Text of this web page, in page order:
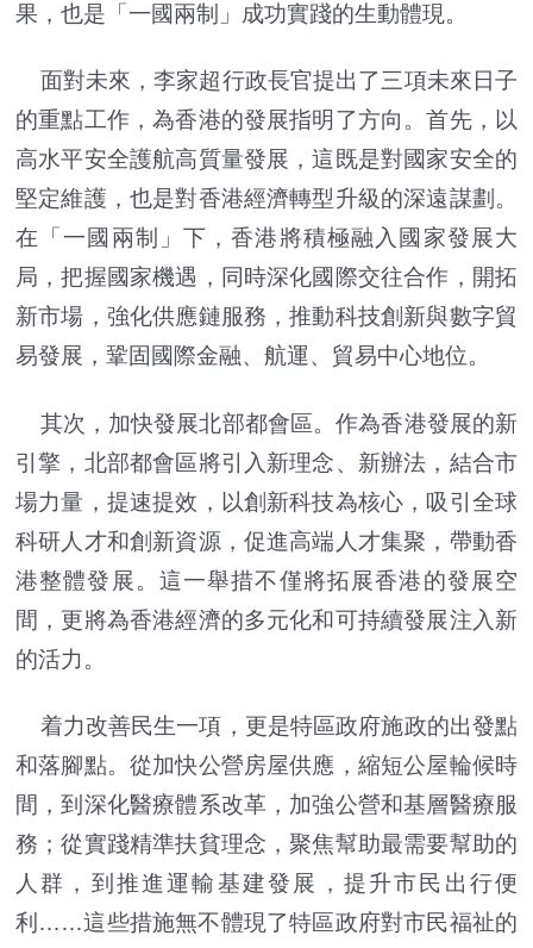
果，也是「一國兩制」成功實踐的生動體現。
面對未來，李家超行政長官提出了三項未來日子
的重點工作，為香港的發展指明了方向。首先，以
高水平安全護航高質量發展，這既是對國家安全的
堅定維護，也是對香港經濟轉型升級的深遠謀劃。
在「一國兩制」下，香港將積極融入國家發展大
局，把握國家機遇，同時深化國際交往合作，開拓
新市場，強化供應鏈服務，推動科技創新與數字貿
易發展，鞏固國際金融、航運、貿易中心地位。
其次，加快發展北部都會區。作為香港發展的新
引擎，北部都會區將引入新理念、新辦法，結合市
場力量，提速提效，以創新科技為核心，吸引全球
科研人才和創新資源，促進高端人才集聚，帶動香
港整體發展。這一舉措不僅將拓展香港的發展空
間，更將為香港經濟的多元化和可持續發展注入新
的活力。
着力改善民生一項，更是特區政府施政的出發點
和落腳點。從加快公營房屋供應，縮短公屋輪候時
間，到深化醫療體系改革，加強公營和基層醫療服
務；從實踐精準扶貧理念，聚焦幫助最需要幫助的
人群，到推進運輸基建發展，提升市民出行便
利……這些措施無不體現了特區政府對市民福祉的